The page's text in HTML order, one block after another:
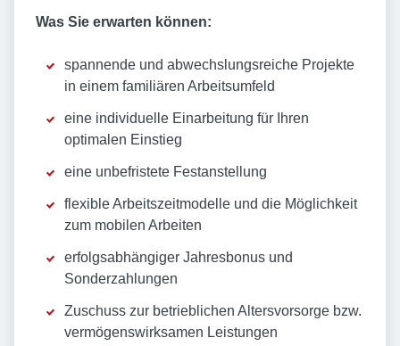
Was Sie erwarten können:
spannende und abwechslungsreiche Projekte
in einem familiären Arbeitsumfeld
eine individuelle Einarbeitung für Ihren
optimalen Einstieg
eine unbefristete Festanstellung
flexible Arbeitszeitmodelle und die Möglichkeit
zum mobilen Arbeiten
erfolgsabhängiger Jahresbonus und
Sonderzahlungen
Zuschuss zur betrieblichen Altersvorsorge bzw.
vermögenswirksamen Leistungen